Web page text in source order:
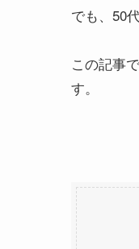
でも、50
この記事
す。